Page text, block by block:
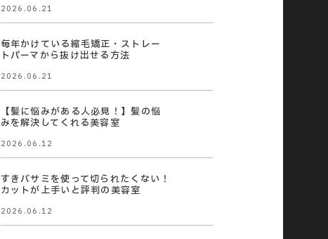
2026.06.21
毎年かけている縮毛矯正・ストレー
トパーマから抜け出せる方法
2026.06.21
【髪に悩みがある人必見！】髪の悩
みを解決してくれる美容室
2026.06.12
すきバサミを使って切られたくない！
カットが上手いと評判の美容室
2026.06.12